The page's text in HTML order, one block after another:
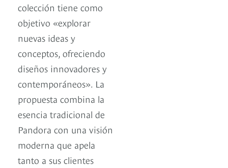
colección tiene como
objetivo «explorar
nuevas ideas y
conceptos, ofreciendo
diseños innovadores y
contemporáneos». La
propuesta combina la
esencia tradicional de
Pandora con una visión
moderna que apela
tanto a sus clientes